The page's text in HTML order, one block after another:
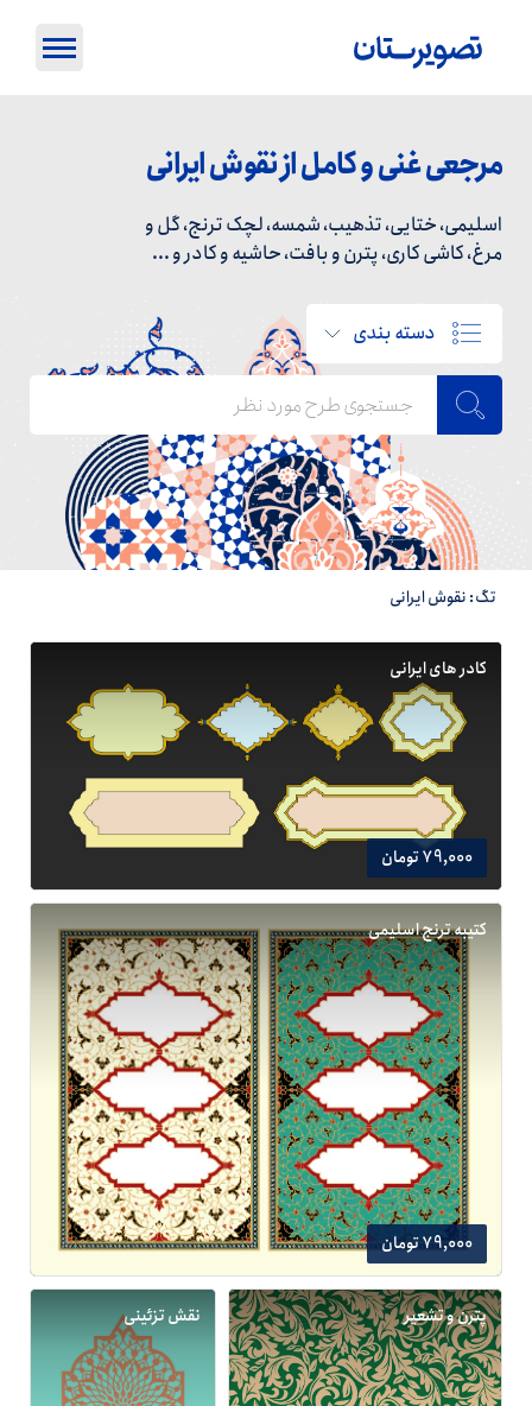
مرجعی غنی و کامل از نقوش ایرانی
اسلیمی، ختایی، تذهیب، شمسه، لچک ترنج، گل و
مرغ، کاشی کاری، پترن و بافت، حاشیه و کادر و ...
دسته بندی
تگ: نقوش ایرانی
کادر های ایرانی
79,000 تومان
کتیبه ترنج اسلیمی
79,000 تومان
پترن و تشعیر نقش تزئینی